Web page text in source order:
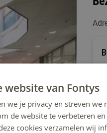
website van Fontys
we je privacy en streven
de website te verbeteren
cookies verzamelen wij